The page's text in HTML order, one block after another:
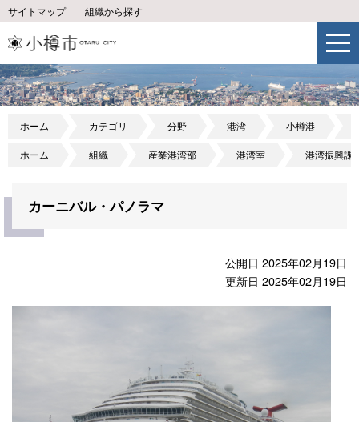
サイトマップ 組織から探す
ホーム カテゴリ 分野 港湾 小樽港
ホーム 組織 産業港湾部 港湾室 港湾振興課
カーニバル・パノラマ
公開日 2025年02月19日
更新日 2025年02月19日